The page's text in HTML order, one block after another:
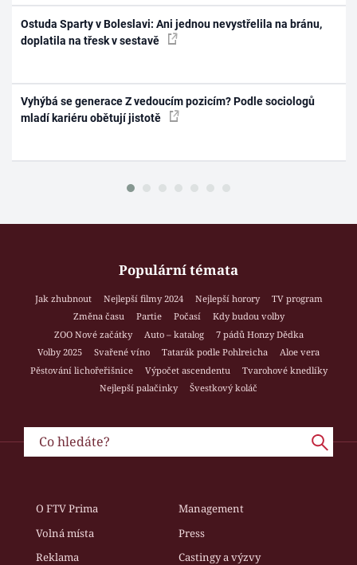
Ostuda Sparty v Boleslavi: Ani jednou nevystřelila na bránu,
doplatila na třesk v sestavě
Vyhýbá se generace Z vedoucím pozicím? Podle sociologů
mladí kariéru obětují jistotě
Populární témata
Jak zhubnout Nejlepší filmy 2024 Nejlepší horory
TV program
Změna času
Partie Počasí
Kdy budou volby
ZOO Nové začátky
Auto – katalog
7 pádů Honzy Dědka
Volby 2025
Svařené víno Tatarák podle Pohlreicha
Aloe vera
Pěstování lichořeřišnice
Výpočet ascendentu
Tvarohové knedlíky
Nejlepší palačinky
Švestkový koláč
O FTV Prima
Management
Volná místa
Press
Reklama
Castingy a výzvy